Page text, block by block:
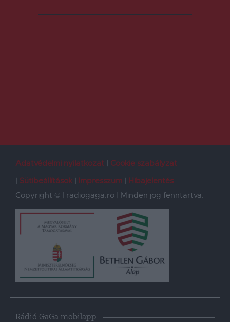
Adatvédelmi nyilatkozat
Cookie szabályzat
Sütibeállítások
Impresszum
Hibajelentés
Copyright © | radiogaga.ro | Minden jog fenntartva.
Rádió GaGa mobilapp